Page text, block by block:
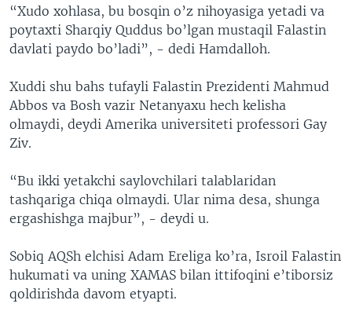
“Xudo xohlasa, bu bosqin o’z nihoyasiga yetadi va
poytaxti Sharqiy Quddus bo’lgan mustaqil Falastin
davlati paydo bo’ladi”, - dedi Hamdalloh.
Xuddi shu bahs tufayli Falastin Prezidenti Mahmud
Abbos va Bosh vazir Netanyaxu hech kelisha
olmaydi, deydi Amerika universiteti professori Gay
Ziv.
“Bu ikki yetakchi saylovchilari talablaridan
tashqariga chiqa olmaydi. Ular nima desa, shunga
ergashishga majbur”, - deydi u.
Sobiq AQSh elchisi Adam Ereliga ko’ra, Isroil Falastin
hukumati va uning XAMAS bilan ittifoqini e’tiborsiz
qoldirishda davom etyapti.